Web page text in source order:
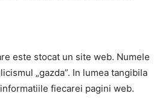
este stocat un site web. Numele
„gazda”. In lumea tangibila
fiecarei pagini web.